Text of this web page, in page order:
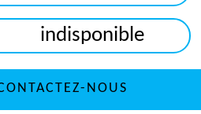
indisponible
NOUS